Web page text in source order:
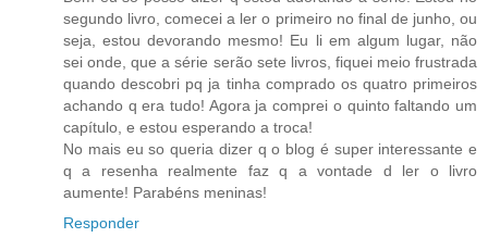
segundo livro, comecei a ler o primeiro no final de junho, ou
seja, estou devorando mesmo! Eu li em algum lugar, não
sei onde, que a série serão sete livros, fiquei meio frustrada
quando descobri pq ja tinha comprado os quatro primeiros
achando q era tudo! Agora ja comprei o quinto faltando um
capítulo, e estou esperando a troca!
No mais eu so queria dizer q o blog é super interessante e
q a resenha realmente faz q a vontade d ler o livro
aumente! Parabéns meninas!
Responder